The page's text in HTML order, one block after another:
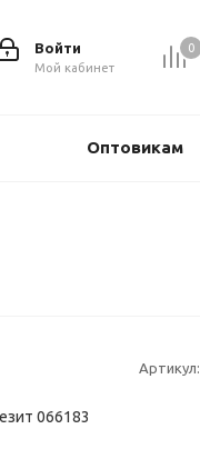
0
Войти
Мой кабинет
Оптовикам
Артикул:
066183